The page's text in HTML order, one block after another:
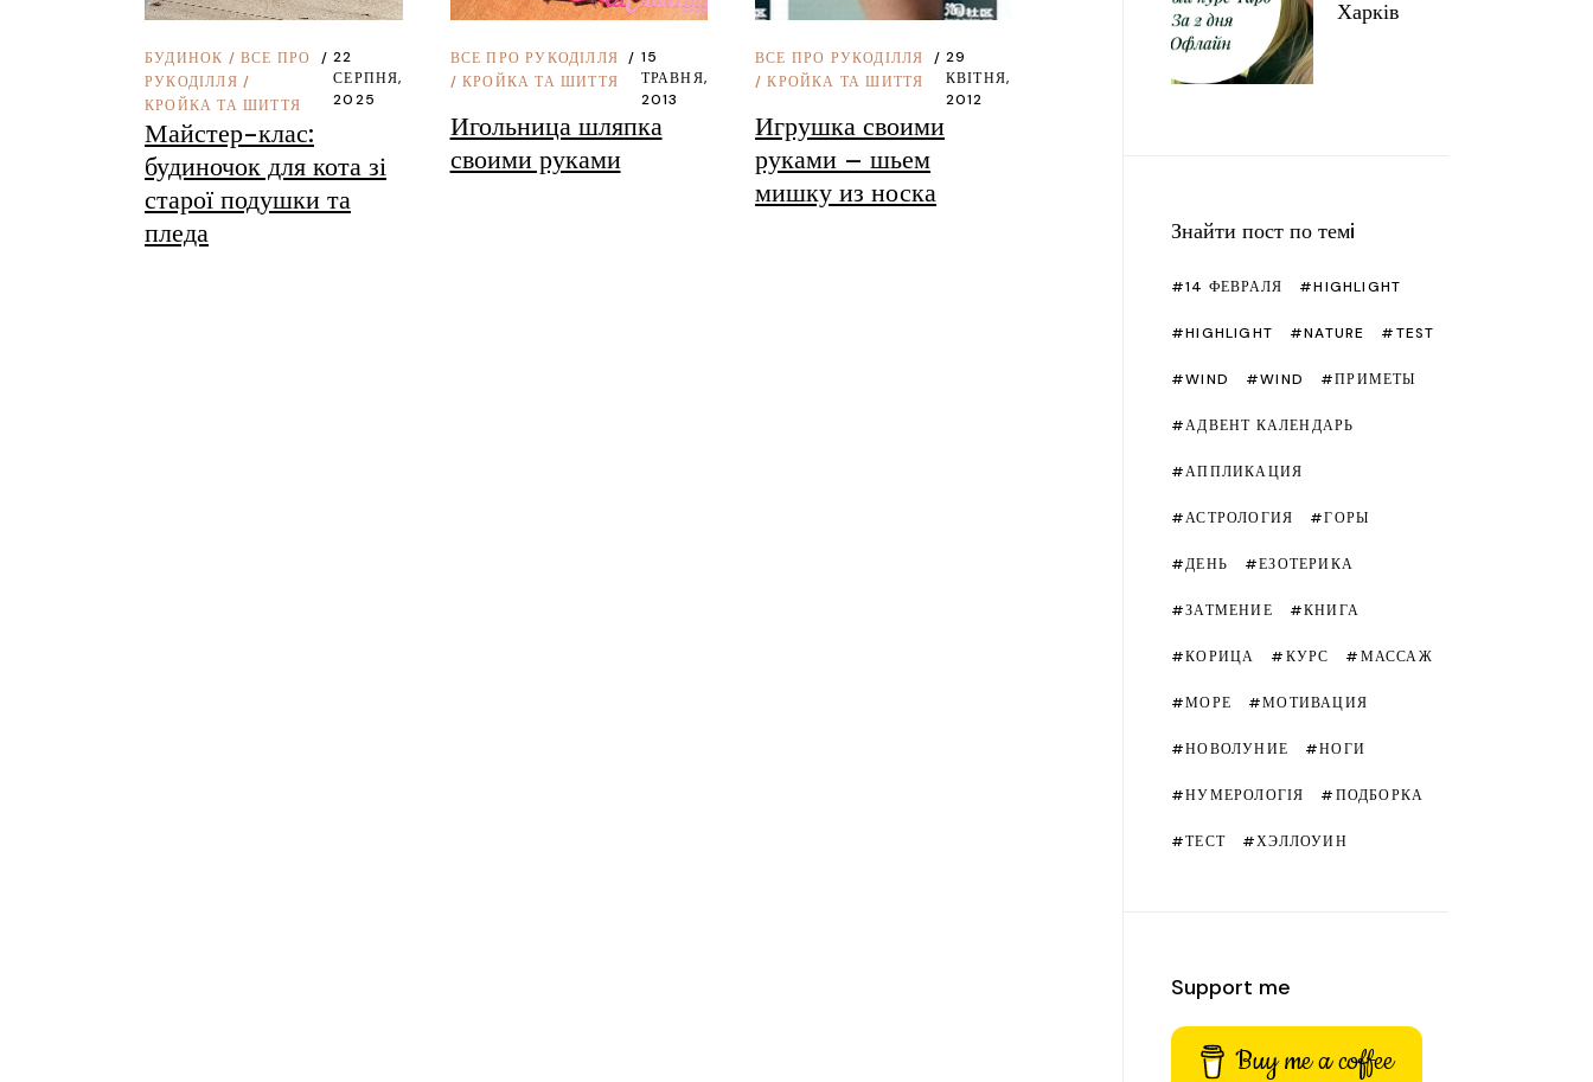
Словенія
США
Швейцарія
Чехiя
Кройка та шиття
Подарунки
БУДИНОК /ВСЕ ПРО
РУКОДІЛЛЯ /
КРОЙКА ТА ШИТТЯ
22
СЕРПНЯ,
2025
Майстер-клас:
будиночок для кота зі
старої подушки та
пледа
ВСЕ ПРО РУКОДІЛЛЯ
/ КРОЙКА ТА ШИТТЯ
15
ТРАВНЯ,
2013
Игольница шляпка
своими руками
ВСЕ ПРО РУКОДІЛЛЯ
/КРОЙКА ТА ШИТТЯ
29
КВІТНЯ,
2012
Игрушка своими
руками – шьем
мишку из носка
Харків
Знайти пост по темi
14 ФЕВРАЛЯ HIGHLIGHT
HIGHLIGHT NATURE TEST
WIND WIND ПРИМЕТЫ
АДВЕНТ КАЛЕНДАРЬ
АППЛИКАЦИЯ
АСТРОЛОГИЯ ГОРЫ
ДЕНЬ ЕЗОТЕРИКА
ЗАТМЕНИЕ КНИГА
КОРИЦА КУРС МАССАЖ
МОРЕ МОТИВАЦИЯ
НОВОЛУНИЕ НОГИ
НУМЕРОЛОГІЯ ПОДБОРКА
ТЕСТ ХЭЛЛОУИН
Support me
Buy me a coffee